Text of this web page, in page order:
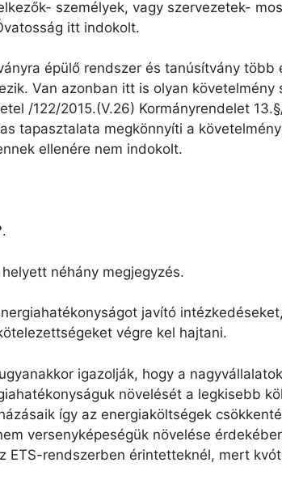
személyek, vagy szervezetek-
itt indokolt.
épülő rendszer és tanúsítvány több
Van azonban itt is olyan
/122/2015.(V.26) Kormányrendelet
tapasztalata megkönnyíti a
ellenére nem indokolt.
.
néhány megjegyzés.
javító
végre kel hajtani.
igazolják, hogy a
növelését a legkisebb
így az energiaköltségek
versenyképeségük növelése
ETS-rendszerben érintetteknél, mert